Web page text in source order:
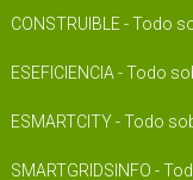
CONSTRUIBLE - Todo
ESEFICIENCIA - Todo
ESMARTCITY - Todo
SMARTGRIDSINFO -